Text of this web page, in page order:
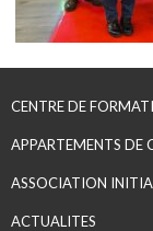
CENTRE DE
APPARTEMENTS DE
ASSOCIATION
ACTUALITES